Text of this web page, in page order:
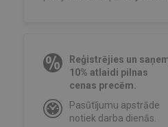
Reģistrējies un
10% atlaidi pilnas
cenas precēm.
Pasūtījumu apstrāde
notiek darba dienās.